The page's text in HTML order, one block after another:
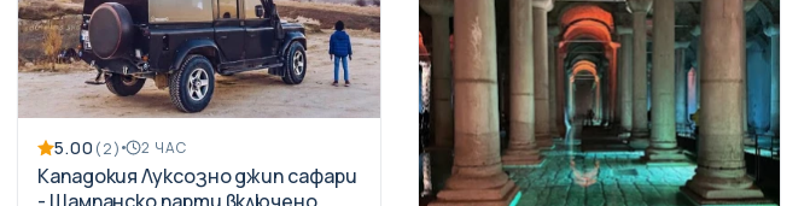
5.00 (2) 2 ЧАС
Кападокия Луксозно джип сафари